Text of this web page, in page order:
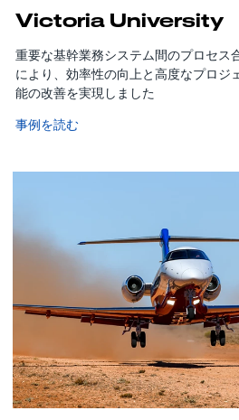
Victoria University
重要な基幹業務システム間のプロセス
により、効率性の向上と高度なプロジ
能の改善を実現しました
事例を読む